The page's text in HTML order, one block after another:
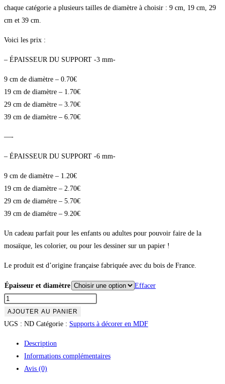
chaque catégorie a plusieurs tailles de diamètre à choisir : 9 cm, 19 cm, 29
cm et 39 cm.
Voici les prix :
– ÉPAISSEUR DU SUPPORT -3 mm-
9 cm de diamètre – 0.70€
19 cm de diamètre – 1.70€
29 cm de diamètre – 3.70€
39 cm de diamètre – 6.70€
—-
– ÉPAISSEUR DU SUPPORT -6 mm-
9 cm de diamètre – 1.20€
19 cm de diamètre – 2.70€
29 cm de diamétre – 5.70€
39 cm de diamétre – 9.20€
Un cadeau parfait pour les enfants ou adultes pour pouvoir faire de la
mosaïque, les colorier, ou pour les dessiner sur un papier !
Le produit est d’origine française fabriquée avec du bois de France.
Épaisseur et diamètre Effacer
AJOUTER AU PANIER
UGS : ND Catégorie : Supports à décorer en MDF
Description
Informations complémentaires
Avis (0)